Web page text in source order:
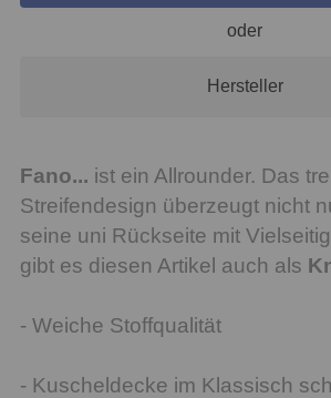
oder
Hersteller
Fano... ist ein Allrounder. Das
Streifendesign überzeugt nicht
seine uni Rückseite mit
gibt es diesen Artikel auch als
- Weiche Stoffqualität
- Kuscheldecke im Klassisch